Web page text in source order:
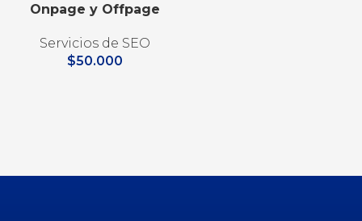
Onpage y Offpage
Servicios de SEO
$50.000